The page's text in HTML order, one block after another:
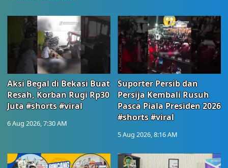
Aksi Begal di Bekasi Buat
Resah, Korban Rugi Rp30
Juta #shorts #viral
6 Aug 2026, 7:30 AM
Suporter Persib dan
Persija Kembali Rusuh
Pasca Piala Presiden 2026
#shorts #viral
5 Aug 2026, 8:16 AM